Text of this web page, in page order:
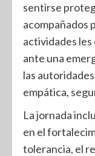
sentirse
acompañados
actividades les
ante una
las
empática,
La jornada
en el
tolerancia, el